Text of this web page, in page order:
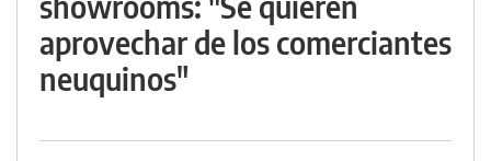
aprovechar de los comerciantes
neuquinos"